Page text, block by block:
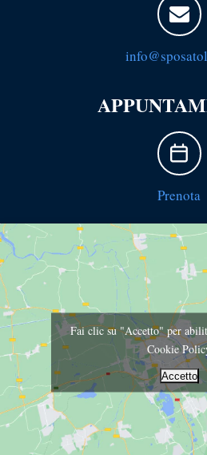
Prenota
Fai clic su "Accetto" per
Cookie
Accetto